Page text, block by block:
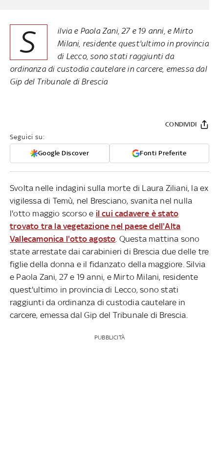
S
ilvia e Paola Zani, 27 e 19 anni, e Mirto
Milani, residente quest'ultimo in provincia
di Lecco, sono stati raggiunti da
ordinanza di custodia cautelare in carcere, emessa dal
Gip del Tribunale di Brescia
Seguici su:
Google Discover Fonti Preferite
CONDIVIDI
Svolta nelle indagini sulla morte di Laura Ziliani, la ex
vigilessa di Temù, nel Bresciano, svanita nel nulla
l'otto maggio scorso e il cui cadavere è stato
trovato tra la vegetazione nel paese dell'Alta
Vallecamonica l'otto agosto . Questa mattina sono
state arrestate dai carabinieri di Brescia due delle tre
figlie della donna e il fidanzato della maggiore. Silvia
e Paola Zani, 27 e 19 anni, e Mirto Milani, residente
quest'ultimo in provincia di Lecco, sono stati
raggiunti da ordinanza di custodia cautelare in
carcere, emessa dal Gip del Tribunale di Brescia.
PUBBLICITÀ